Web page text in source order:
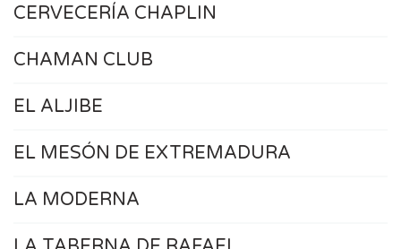
CERVECERÍA CHAPLIN
CHAMAN CLUB
EL ALJIBE
EL MESÓN DE EXTREMADURA
LA MODERNA